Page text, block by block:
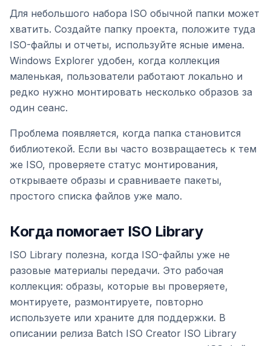
Для небольшого набора ISO обычной папки может
хватить. Создайте папку проекта, положите туда
ISO-файлы и отчеты, используйте ясные имена.
Windows Explorer удобен, когда коллекция
маленькая, пользователи работают локально и
редко нужно монтировать несколько образов за
один сеанс.
Проблема появляется, когда папка становится
библиотекой. Если вы часто возвращаетесь к тем
же ISO, проверяете статус монтирования,
открываете образы и сравниваете пакеты,
простого списка файлов уже мало.
Когда помогает ISO Library
ISO Library полезна, когда ISO-файлы уже не
разовые материалы передачи. Это рабочая
коллекция: образы, которые вы проверяете,
монтируете, размонтируете, повторно
используете или храните для поддержки. В
описании релиза Batch ISO Creator ISO Library